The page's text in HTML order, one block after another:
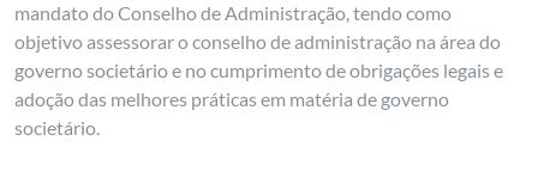
mandato do Conselho de Administração, tendo como
objetivo assessorar o conselho de administração na área do
governo societário e no cumprimento de obrigações legais e
adoção das melhores práticas em matéria de governo
societário.